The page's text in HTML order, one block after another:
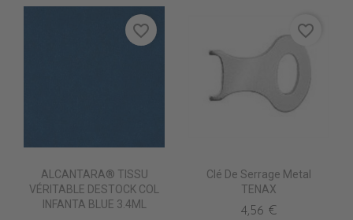
ALCANTARA® TISSU
VÉRITABLE DESTOCK COL
INFANTA BLUE 3.4ML
favorite_border
Clé De Serrage Metal
TENAX
4,56 €
favorite_border